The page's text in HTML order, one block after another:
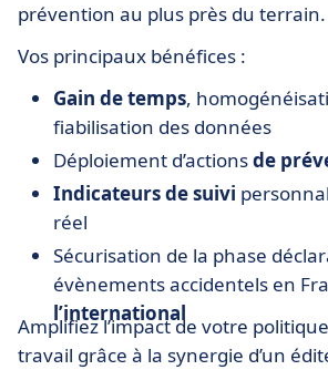
prévention au plus près du terrain.
Vos principaux bénéfices :
Gain de temps,
fiabilisation des données
Déploiement d’actionsde
Indicateurs de suivi
réel
Sécurisation de la phase
évènements accidentels en
l’international
Amplifiez l’impact de votre
travail grâce à la synergie d’un